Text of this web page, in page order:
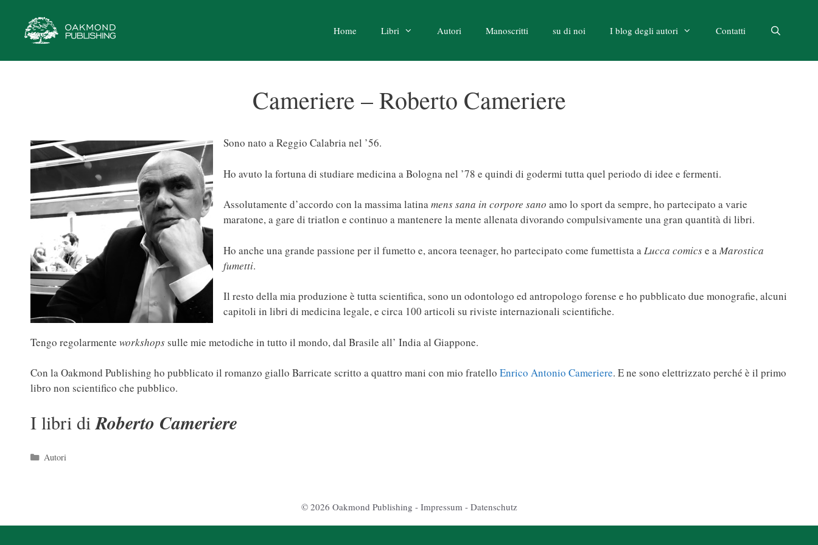
contenuto
Home Libri Autori Manoscritti su di noi I blog degli autori Contatti
Cameriere – Roberto Cameriere
Sono nato a Reggio Calabria nel ’56.
Ho avuto la fortuna di studiare medicina a Bologna nel ’78 e quindi di godermi tutta quel periodo di idee e fermenti.
Assolutamente d’accordo con la massima latinamens sana in corpore sano amo lo sport da sempre, ho partecipato a varie
maratone, a gare di triatlon e continuo a mantenere la mente allenata divorando compulsivamente una gran quantità di libri.
Ho anche una grande passione per il fumetto e, ancora teenager, ho partecipato come fumettista a Lucca comicse a Marostica
fumetti.
Il resto della mia produzione è tutta scientifica, sono un odontologo ed antropologo forense e ho pubblicato due monografie, alcuni
capitoli in libri di medicina legale, e circa 100 articoli su riviste internazionali scientifiche.
Tengo regolarmente workshopssulle mie metodiche in tutto il mondo, dal Brasile all’ India al Giappone.
Con la Oakmond Publishing ho pubblicato il romanzo giallo Barricate scritto a quattro mani con mio fratello Enrico Antonio Cameriere. E ne sono elettrizzato perché è il primo
libro non scientifico che pubblico.
I libri di Roberto Cameriere
Categorie
Autori
© 2026 Oakmond Publishing - Impressum- Datenschutz